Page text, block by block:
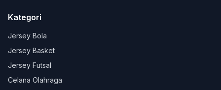
Kategori
Jersey Bola
Jersey Basket
Jersey Futsal
Celana Olahraga